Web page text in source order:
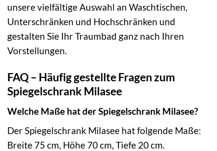
unsere vielfältige Auswahl an Waschtischen,
Unterschränken und Hochschränken und
gestalten Sie Ihr Traumbad ganz nach Ihren
Vorstellungen.
FAQ – Häufig gestellte Fragen zum
Spiegelschrank Milasee
Welche Maße hat der Spiegelschrank Milasee?
Der Spiegelschrank Milasee hat folgende Maße:
Breite 75 cm, Höhe 70 cm, Tiefe 20 cm.